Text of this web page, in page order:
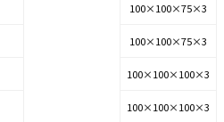
100×100×75×3
100×100×75×3
100×100×100×3
100×100×100×3